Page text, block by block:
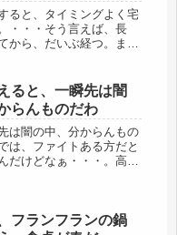
けど・・・。
ると、タイミングよく宅
・・・そう言えば、長
から、だいぶ経つ。まだ
った。ああああ・・・肉
からの肉が届いた。あれ
ると、一瞬先は闇
らんものだわ
は闇の中、分からんもの
は、ファイトある方だと
だけどなぁ・・・。高齢
間の間は、土曜で人も多
フランフランの鍋